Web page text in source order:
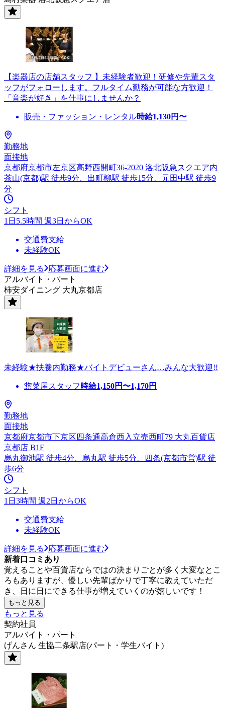
【楽器店の店舗スタッフ 】未経験者歓迎！研修や先輩スタ
ッフがフォローします。フルタイム勤務が可能な方歓迎！
「音楽が好き」を仕事にしませんか？
販売・ファッション・レンタル時給1,130円〜
勤務地
面接地
京都府京都市左京区高野西開町36-2020 洛北阪急スクエア内
茶山(京都)駅 徒歩9分、出町柳駅 徒歩15分、元田中駅 徒歩9
分
シフト
1日5.5時間 週3日からOK
交通費支給
未経験OK
詳細を見る
応募画面に進む
アルバイト・パート
柿安ダイニング 大丸京都店
未経験★扶養内勤務★バイトデビューさん…みんな大歓迎!!
惣菜屋スタッフ 時給1,150円〜1,170円
勤務地
面接地
京都府京都市下京区四条通高倉西入立売西町79 大丸百貨店
京都店 B1F
烏丸御池駅 徒歩4分、烏丸駅 徒歩5分、四条(京都市営)駅 徒
歩6分
シフト
1日3時間 週2日からOK
交通費支給
未経験OK
詳細を見る
応募画面に進む
新着口コミあり
覚えることや百貨店ならではの決まりごとが多く大変なとこ
ろもありますが、優しい先輩ばかりで丁寧に教えていただ
き、日に日にできる仕事が増えていくのが嬉しいです！
もっと見る
もっと見る
契約社員
アルバイト・パート
げんさん 生協二条駅店(パート・学生バイト)